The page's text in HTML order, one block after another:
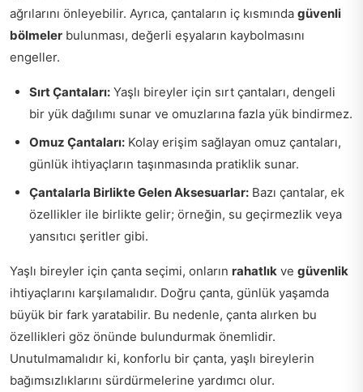
ağrılarını önleyebilir. Ayrıca, çantaların iç kısmında güvenli
bölmeler bulunması, değerli eşyaların kaybolmasını
engeller.
Sırt Çantaları: Yaşlı bireyler için sırt çantaları, dengeli
bir yük dağılımı sunar ve omuzlarına fazla yük bindirmez.
Omuz Çantaları: Kolay erişim sağlayan omuz çantaları,
günlük ihtiyaçların taşınmasında pratiklik sunar.
Çantalarla Birlikte Gelen Aksesuarlar: Bazı çantalar, ek
özellikler ile birlikte gelir; örneğin, su geçirmezlik veya
yansıtıcı şeritler gibi.
Yaşlı bireyler için çanta seçimi, onların rahatlık ve güvenlik
ihtiyaçlarını karşılamalıdır. Doğru çanta, günlük yaşamda
büyük bir fark yaratabilir. Bu nedenle, çanta alırken bu
özellikleri göz önünde bulundurmak önemlidir.
Unutulmamalıdır ki, konforlu bir çanta, yaşlı bireylerin
bağımsızlıklarını sürdürmelerine yardımcı olur.